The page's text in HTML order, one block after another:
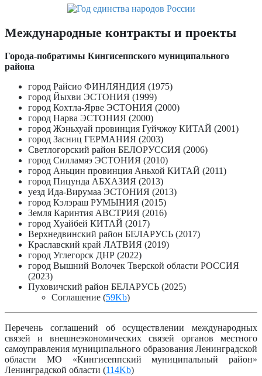
Международные контракты и проекты
Города-побратимы Кингисеппского муниципального
района
город Райсио ФИНЛЯНДИЯ (1975)
город Йыхви ЭСТОНИЯ (1999)
город Кохтла-Ярве ЭСТОНИЯ (2000)
город Нарва ЭСТОНИЯ (2000)
город Жэньхуай провинция Гуйчжоу КИТАЙ (2001)
город Засниц ГЕРМАНИЯ (2003)
Светлогорский район БЕЛОРУССИЯ (2006)
город Силламяэ ЭСТОНИЯ (2010)
город Аньцин провинция Аньхой КИТАЙ (2011)
город Пицунда АБХАЗИЯ (2013)
уезд Ида-Вирумаа ЭСТОНИЯ (2013)
город Кэлэраш РУМЫНИЯ (2015)
Земля Каринтия АВСТРИЯ (2016)
город Хуайбей КИТАЙ (2017)
Верхнедвинский район БЕЛАРУСЬ (2017)
Краславский край ЛАТВИЯ (2019)
город Углегорск ДНР (2022)
город Вышний Волочек Тверской области РОССИЯ
(2023)
Пуховичский район БЕЛАРУСЬ (2025)
Соглашение (59Kb)
Перечень соглашений об осуществлении международных
связей и внешнеэкономических связей органов местного
самоуправления муниципального образования Ленинградской
области МО «Кингисеппский муниципальный район»
Ленинградской области (114Kb)